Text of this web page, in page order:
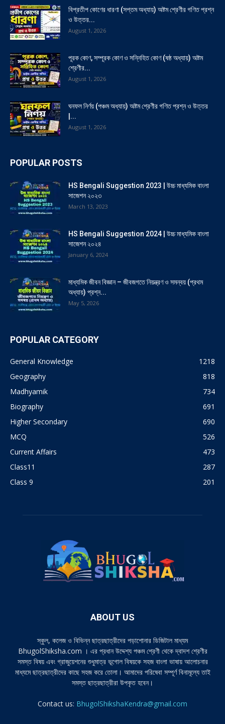
বিপ্রতীপ কোণের ধারণা (সপ্তম অধ্যায়) অষ্টম শ্রেণীর গণিত প্রশ্ন
ও উত্তর...
August 1, 2026
পূরক কোণ, সম্পূরক কোণ ও সন্নিহিত কোণ (ষষ্ঠ অধ্যায়) অষ্টম
শ্রেণীর...
August 1, 2026
ঘনফল নির্ণয় (পঞ্চম অধ্যায়) অষ্টম শ্রেণীর গণিত প্রশ্ন ও উত্তর
|...
August 1, 2026
POPULAR POSTS
HS Bengali Suggestion 2023 | উচ্চ মাধ্যমিক বাংলা
সাজেশন ২০২৩
March 13, 2023
HS Bengali Suggestion 2024 | উচ্চ মাধ্যমিক বাংলা
সাজেশন ২০২৪
January 6, 2024
মাধ্যমিক জীবন বিজ্ঞান – জীবজগতে নিয়ন্ত্রণ ও সমন্বয় (প্রথম
অধ্যায়) প্রশ্ন...
May 5, 2026
POPULAR CATEGORY
General Knowledge
1218
Geography
818
Madhyamik
734
Biography
691
Higher Secondary
690
MCQ
526
Current Affairs
473
Class11
287
Class 9
201
ABOUT US
স্কুল, কলেজ ও বিভিন্ন ছাত্রছাত্রীদের পড়াশোনার ডিজিটাল মাধ্যম
BhugolShiksha.com । এর প্রধান উদ্দেশ্য পঞ্চম শ্রেণী থেকে দ্বাদশ শ্রেণীর
সমস্ত বিষয় এবং গ্রাজুয়েশনের শুধুমাত্র ভূগোল বিষয়কে সহজ বাংলা ভাষায় আলোচনার
মাধ্যমে ছাত্রছাত্রীদের কাছে সহজ করে তোলা। আমাদের পরিষেবা সম্পূর্ণ বিনামূল্যে তাই
সমস্ত ছাত্রছাত্রীরা উপকৃত হবেন।
Contact us: BhugolShikshaKendra@gmail.com